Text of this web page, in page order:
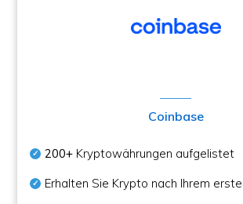
Coinbase
200+ Kryptowährungen aufgelistet
Erhalten Sie Krypto nach Ihrem